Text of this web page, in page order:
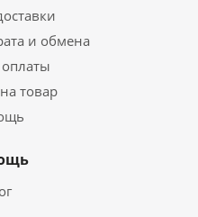
и обмена
товар